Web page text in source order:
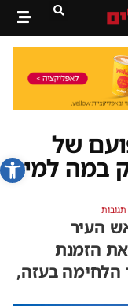
פתח
של
במה למי
תגובות
העיר
הזמנת
הלחימה בעזה,